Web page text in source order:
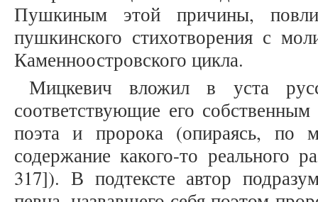
Пушкиным этой причины,
пушкинского стихотворения с
Каменноостровского цикла.
Мицкевич вложил в уста
соответствующие его
поэта и пророка (опираясь, по
содержание какого-то
317]). В подтексте автор